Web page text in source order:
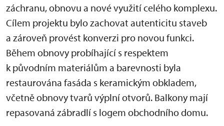
záchranu, obnovu a nové využití celého komplexu.
Cílem projektu bylo zachovat autenticitu staveb
a zároveň provést konverzi pro novou funkci.
Během obnovy probíhající s respektem
k původním materiálům a barevnosti byla
restaurována fasáda s keramickým obkladem,
včetně obnovy tvarů výplní otvorů. Balkony mají
repasovaná zábradlí s logem obchodního domu.